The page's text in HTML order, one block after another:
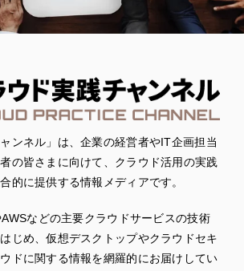
ャンネル」は、企業の経営者やIT企画担当
の皆さまに向けて、クラウド活用の実践
的に提供する情報メディアです。
などの主要クラウドサービスの技術
じめ、仮想デスクトップやクラウドセキ
ドに関する情報を網羅的にお届けしてい